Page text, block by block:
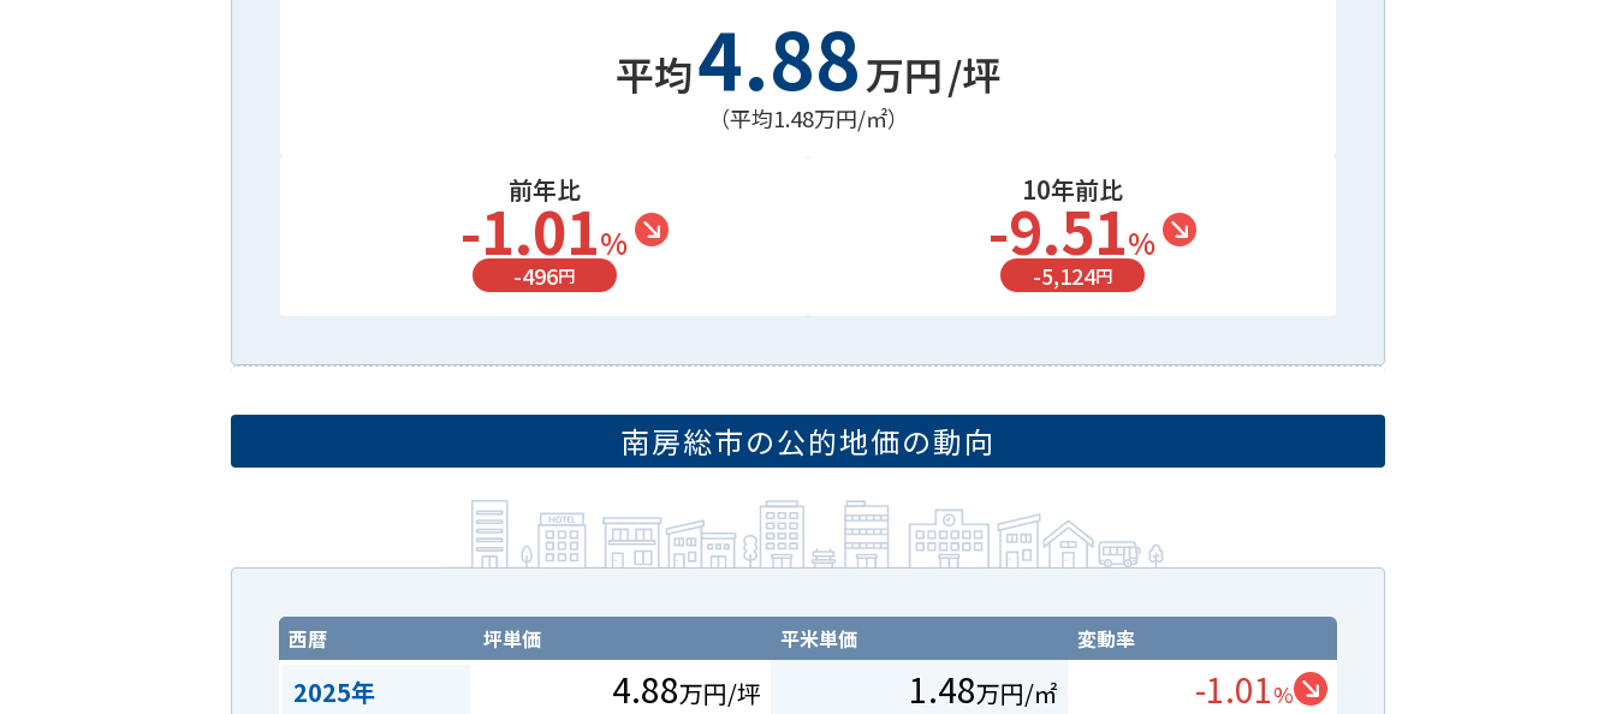
平均4.88万円/坪
（平均1.48万円/㎡）
前年比
-1.01%
-496円
10年前比
-9.51%
-5,124円
南房総市の公的地価の動向
西暦 坪単価 平米単価 変動率
2025年 4.88万円/坪 1.48万円/㎡ -1.01%